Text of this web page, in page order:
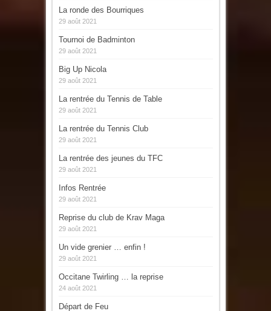
La ronde des Bourriques
29 août 2021
Tournoi de Badminton
29 août 2021
Big Up Nicola
29 août 2021
La rentrée du Tennis de Table
29 août 2021
La rentrée du Tennis Club
29 août 2021
La rentrée des jeunes du TFC
29 août 2021
Infos Rentrée
29 août 2021
Reprise du club de Krav Maga
29 août 2021
Un vide grenier … enfin !
29 août 2021
Occitane Twirling … la reprise
24 août 2021
Départ de Feu